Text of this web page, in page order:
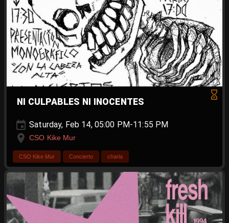
NI CULPABLES NI INOCENTES
Saturday, Feb 14, 05:00 PM-11:55 PM
CSO Kike Mur
CSO Kike Mur Concierto charla